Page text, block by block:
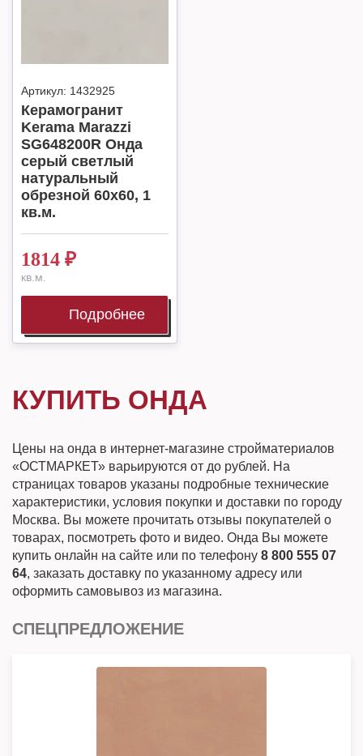
Артикул: 1432925
Керамогранит
Kerama Marazzi
SG648200R Онда
серый светлый
натуральный
обрезной 60х60, 1
кв.м.
1814 ₽
кв.м.
Подробнее
КУПИТЬ ОНДА
Цены на онда в интернет-магазине стройматериалов
«ОСТМАРКЕТ» варьируются от до рублей. На
страницах товаров указаны подробные технические
характеристики, условия покупки и доставки по городу
Москва. Вы можете прочитать отзывы покупателей о
товарах, посмотреть фото и видео. Онда Вы можете
купить онлайн на сайте или по телефону 8 800 555 07
64, заказать доставку по указанному адресу или
оформить самовывоз из магазина.
СПЕЦПРЕДЛОЖЕНИЕ